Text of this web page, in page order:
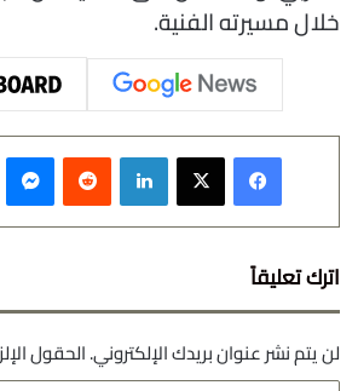
خلال مسيرته الفنية.
فيسبوك ‫X لينكدإن
اترك تعليقاً
لن يتم نشر عنوان بريدك الإلكتروني.الحقول